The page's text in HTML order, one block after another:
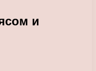
и